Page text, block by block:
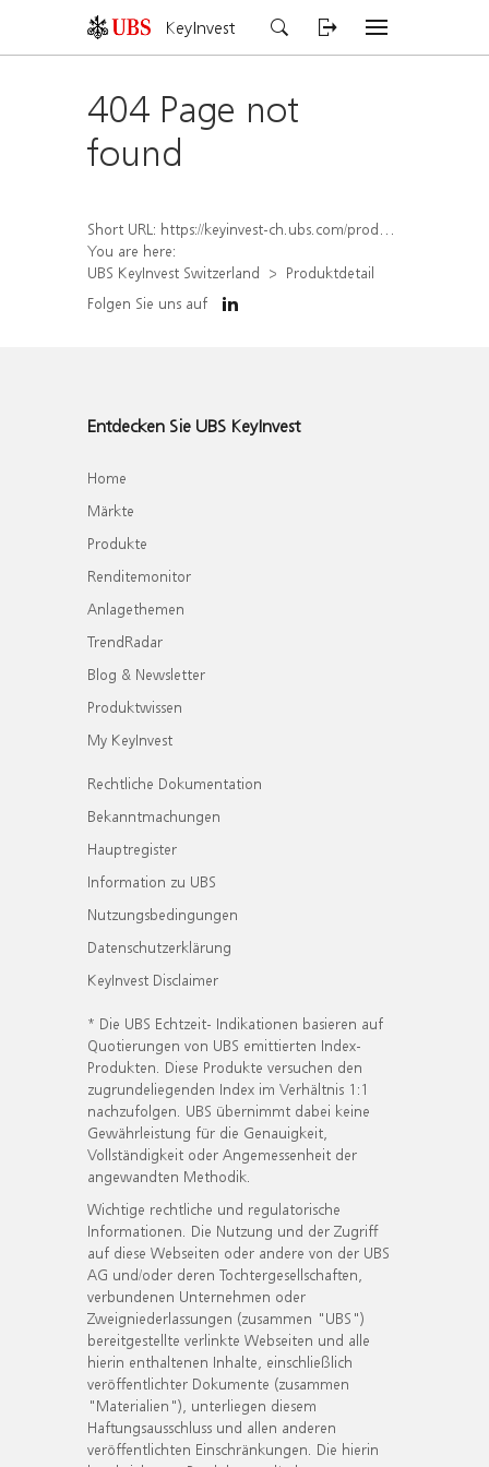
KeyInvest
404 Page not
found
Short URL: https://keyinvest-ch.ubs.com/produkt/detail/index/isin/CH1565647992
You are here:
UBS KeyInvest Switzerland
Produktdetail
Folgen Sie uns auf
Entdecken Sie UBS KeyInvest
Home
Märkte
Produkte
Renditemonitor
Anlagethemen
TrendRadar
Blog & Newsletter
Produktwissen
My KeyInvest
Rechtliche Dokumentation
Bekanntmachungen
Hauptregister
Information zu UBS
Nutzungsbedingungen
Datenschutzerklärung
KeyInvest Disclaimer
* Die UBS Echtzeit- Indikationen basieren auf
Quotierungen von UBS emittierten Index-
Produkten. Diese Produkte versuchen den
zugrundeliegenden Index im Verhältnis 1:1
nachzufolgen. UBS übernimmt dabei keine
Gewährleistung für die Genauigkeit,
Vollständigkeit oder Angemessenheit der
angewandten Methodik.
Wichtige rechtliche und regulatorische
Informationen. Die Nutzung und der Zugriff
auf diese Webseiten oder andere von der UBS
AG und/oder deren Tochtergesellschaften,
verbundenen Unternehmen oder
Zweigniederlassungen (zusammen "UBS")
bereitgestellte verlinkte Webseiten und alle
hierin enthaltenen Inhalte, einschließlich
veröffentlichter Dokumente (zusammen
"Materialien"), unterliegen diesem
Haftungsausschluss und allen anderen
veröffentlichten Einschränkungen. Die hierin